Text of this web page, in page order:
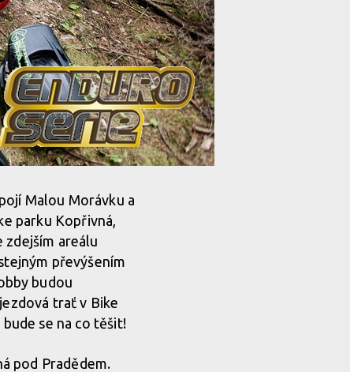
Malou Morávku a
parku Kopřivná,
zdejším areálu
převýšením
budou
trať v Bike
se na co těšit!
pod Pradědem.